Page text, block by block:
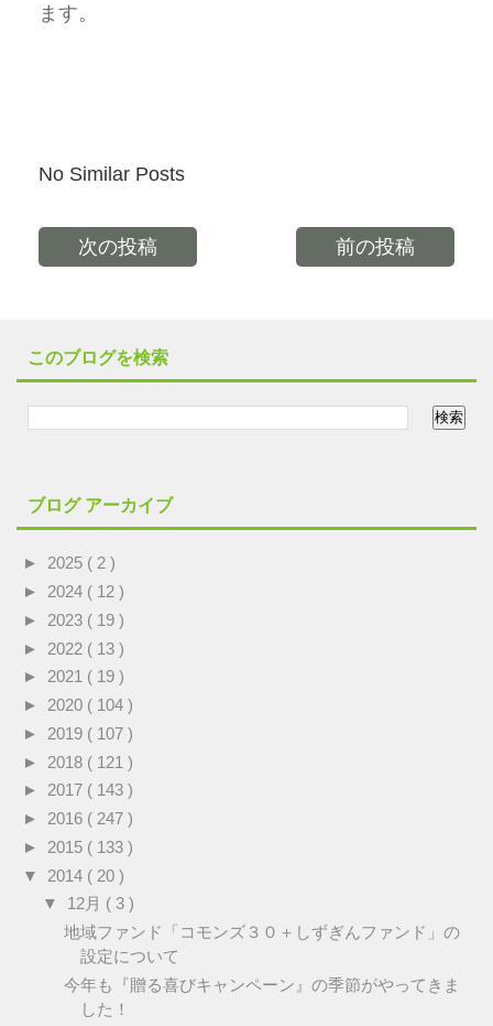
ます。
No Similar Posts
次の投稿 前の投稿
このブログを検索
ブログ アーカイブ
► 2025 ( 2 )
► 2024 ( 12 )
► 2023 ( 19 )
► 2022 ( 13 )
► 2021 ( 19 )
► 2020 ( 104 )
► 2019 ( 107 )
► 2018 ( 121 )
► 2017 ( 143 )
► 2016 ( 247 )
► 2015 ( 133 )
▼ 2014 ( 20 )
▼ 12月 ( 3 )
地域ファンド「コモンズ３０＋しずぎんファンド」の
設定について
今年も『贈る喜びキャンペーン』の季節がやってきま
した！